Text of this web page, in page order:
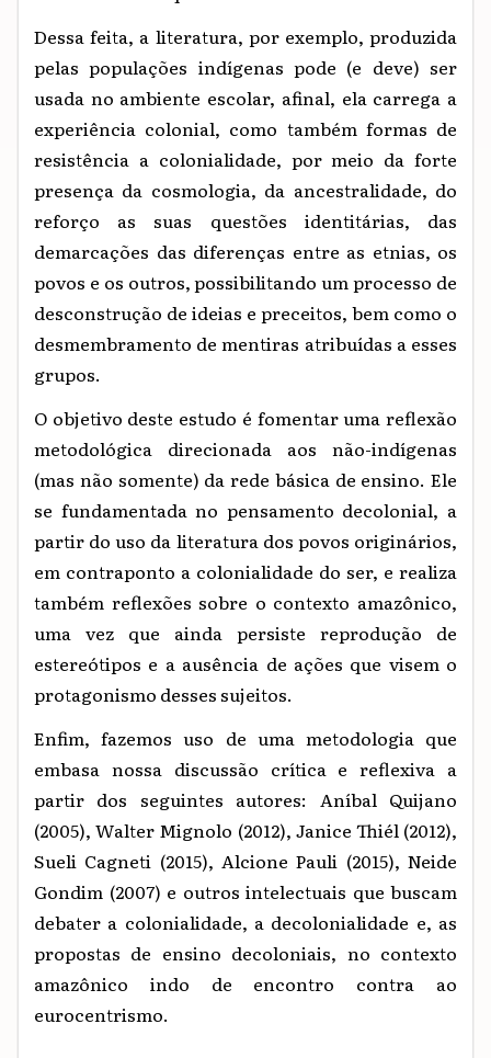
Dessa feita, a literatura, por exemplo, produzida
pelas populações indígenas pode (e deve) ser
usada no ambiente escolar, afinal, ela carrega a
experiência colonial, como também formas de
resistência a colonialidade, por meio da forte
presença da cosmologia, da ancestralidade, do
reforço as suas questões identitárias, das
demarcações das diferenças entre as etnias, os
povos e os outros, possibilitando um processo de
desconstrução de ideias e preceitos, bem como o
desmembramento de mentiras atribuídas a esses
grupos.
O objetivo deste estudo é fomentar uma reflexão
metodológica direcionada aos não-indígenas
(mas não somente) da rede básica de ensino. Ele
se fundamentada no pensamento decolonial, a
partir do uso da literatura dos povos originários,
em contraponto a colonialidade do ser, e realiza
também reflexões sobre o contexto amazônico,
uma vez que ainda persiste reprodução de
estereótipos e a ausência de ações que visem o
protagonismo desses sujeitos.
Enfim, fazemos uso de uma metodologia que
embasa nossa discussão crítica e reflexiva a
partir dos seguintes autores: Aníbal Quijano
(2005), Walter Mignolo (2012), Janice Thiél (2012),
Sueli Cagneti (2015), Alcione Pauli (2015), Neide
Gondim (2007) e outros intelectuais que buscam
debater a colonialidade, a decolonialidade e, as
propostas de ensino decoloniais, no contexto
amazônico indo de encontro contra ao
eurocentrismo.